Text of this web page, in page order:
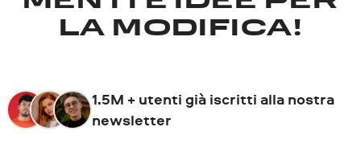
LA MODIFICA!
1.5M + utenti già iscritti alla nostra
newsletter